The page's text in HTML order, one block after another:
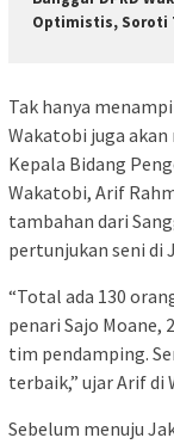
Optimistis, Soroti
Tak hanya
Wakatobi juga akan
Kepala Bidang
Wakatobi, Arif
tambahan dari
pertunjukan seni di
“Total ada 130
penari Sajo Moane,
tim pendamping.
terbaik,” ujar Arif di
Sebelum menuju